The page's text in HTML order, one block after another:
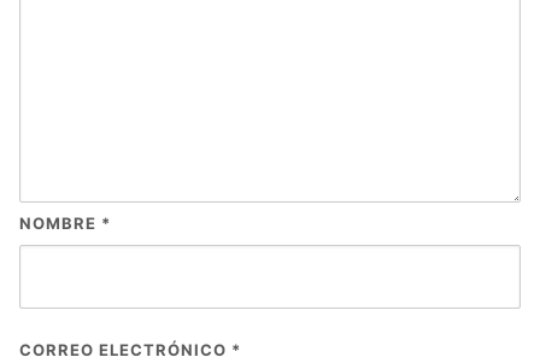
NOMBRE *
CORREO ELECTRÓNICO *